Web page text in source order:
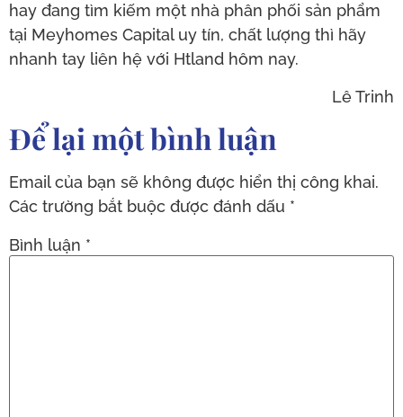
hay đang tìm kiếm một nhà phân phối sản phẩm
tại Meyhomes Capital uy tín, chất lượng thì hãy
nhanh tay liên hệ với Htland hôm nay.
Lê Trinh
Để lại một bình luận
Email của bạn sẽ không được hiển thị công khai.
Các trường bắt buộc được đánh dấu *
Bình luận *